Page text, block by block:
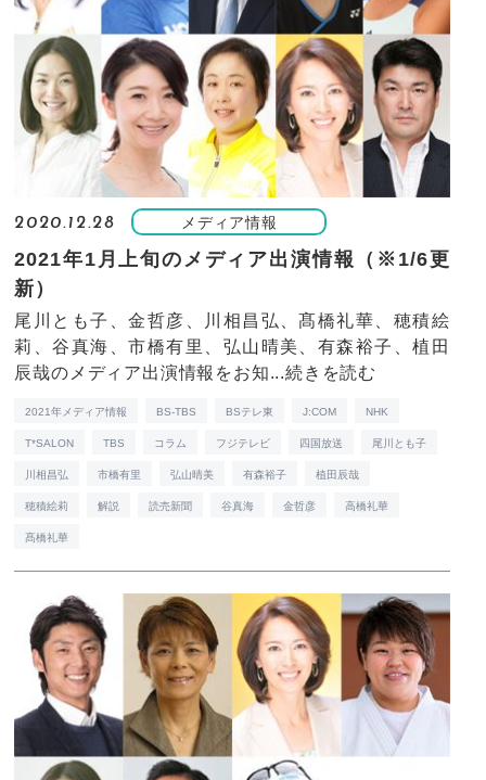
2020.12.28 メディア情報
2021年1月上旬のメディア出演情報（※1/6更
新）
尾川とも子、金哲彦、川相昌弘、髙橋礼華、穂積絵
莉、谷真海、市橋有里、弘山晴美、有森裕子、植田
辰哉のメディア出演情報をお知...続きを読む
2021年メディア情報 BS-TBS BSテレ東 J:COM NHK
T*SALON TBS コラム フジテレビ 四国放送 尾川とも子
川相昌弘 市橋有里 弘山晴美 有森裕子 植田辰哉
穂積絵莉 解説 読売新聞 谷真海 金哲彦 高橋礼華
髙橋礼華